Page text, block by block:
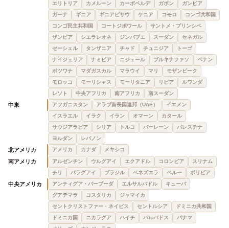
エリトリア
カメルーン カーボベルデ ガボン
ガンビア
ガーナ
ギニア ギニアビサウ ケニア コモロ
コンゴ共和国
コンゴ民主共和国
コートジボワール
サントメ・プリンシペ
ザンビア
シエラレオネ ジンバブエ スーダン
セネガル
セーシェル
タンザニア チャド チュニジア
トーゴ
ナイジェリア
ナミビア ニジェール ブルキナファソ
ベナン
ボツワナ
マダガスカル マラウイ マリ
モザンビーク
モロッコ
モーリシャス モーリタニア リビア
ルワンダ
レソト
中央アフリカ 南アフリカ 南スーダン
中東 アフガニスタン アラブ首長国連邦（UAE）
イエメン
イスラエル
イラク イラン オマーン
カタール
サウジアラビア
シリア トルコ バーレーン
パレスチナ
ヨルダン
レバノン
北アメリカ アメリカ カナダ メキシコ
南アメリカ アルゼンチン ウルグアイ エクアドル コロンビア
スリナム
チリ
パラグアイ ブラジル ベネズエラ ペルー ボリビア
中央アメリカ アンティグア・バーブーダ エルサルバドル
キューバ
グアテマラ
コスタリカ
ジャマイカ
セントクリストファー・ネイビス
セントルシア
ドミニカ共和国
ドミニカ国
ニカラグア ハイチ バルバドス
パナマ